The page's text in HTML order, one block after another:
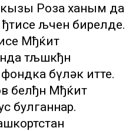
Роза ханым да
љчен бирелде.
Мђќит
тљшкђн
бүләк итте.
белђн Мђќит
булганнар.